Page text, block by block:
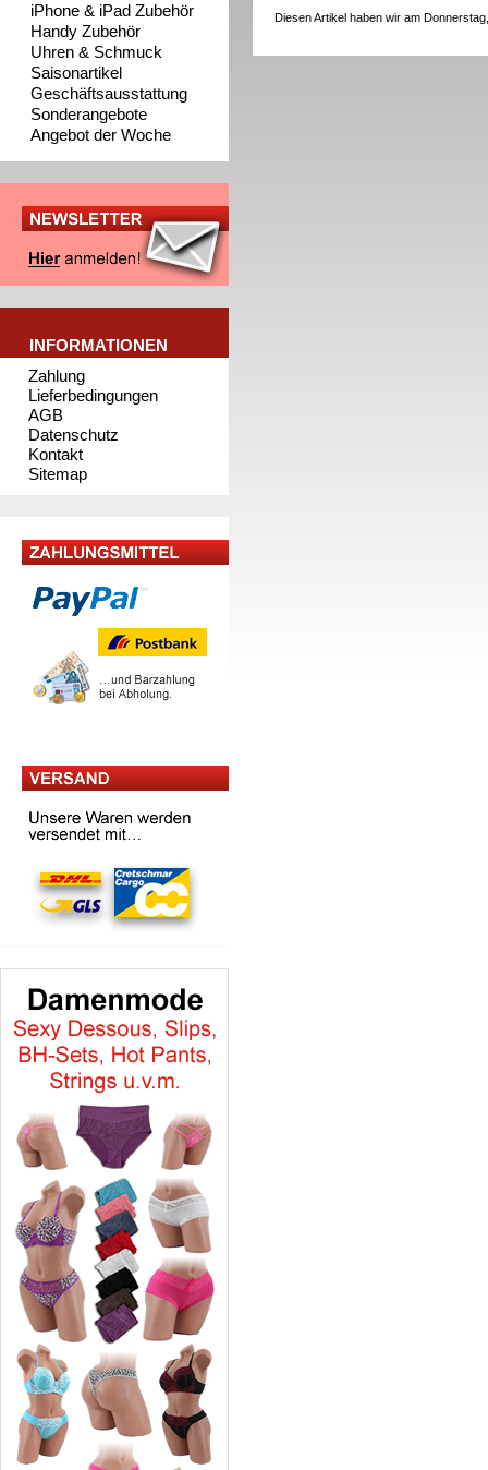
iPhone & iPad Zubehör
Handy Zubehör
Uhren & Schmuck
Saisonartikel
Geschäftsausstattung
Sonderangebote
Angebot der Woche
INFORMATIONEN
Zahlung
Lieferbedingungen
AGB
Datenschutz
Kontakt
Sitemap
Diesen Artikel haben wir am